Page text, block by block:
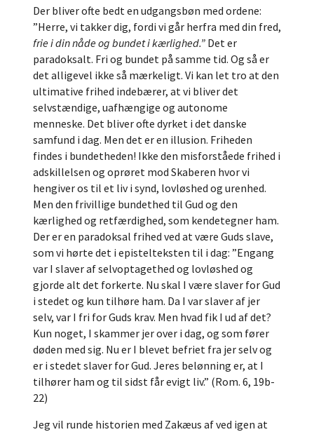
Der bliver ofte bedt en udgangsbøn med ordene:
”Herre, vi takker dig, fordi vi går herfra med din fred,
frie i din nåde og bundet i kærlighed.” Det er
paradoksalt. Fri og bundet på samme tid. Og så er
det alligevel ikke så mærkeligt. Vi kan let tro at den
ultimative frihed indebærer, at vi bliver det
selvstændige, uafhængige og autonome
menneske. Det bliver ofte dyrket i det danske
samfund i dag. Men det er en illusion. Friheden
findes i bundetheden! Ikke den misforståede frihed i
adskillelsen og oprøret mod Skaberen hvor vi
hengiver os til et liv i synd, lovløshed og urenhed.
Men den frivillige bundethed til Gud og den
kærlighed og retfærdighed, som kendetegner ham.
Der er en paradoksal frihed ved at være Guds slave,
som vi hørte det i epistelteksten til i dag: ”Engang
var I slaver af selvoptagethed og lovløshed og
gjorde alt det forkerte. Nu skal I være slaver for Gud
i stedet og kun tilhøre ham. Da I var slaver af jer
selv, var I fri for Guds krav. Men hvad fik I ud af det?
Kun noget, I skammer jer over i dag, og som fører
døden med sig. Nu er I blevet befriet fra jer selv og
er i stedet slaver for Gud. Jeres belønning er, at I
tilhører ham og til sidst får evigt liv.” (Rom. 6, 19b-
22)
Jeg vil runde historien med Zakæus af ved igen at